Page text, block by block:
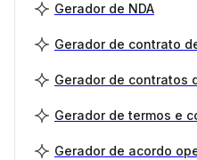
Gerador de NDA
Gerador de contrato
Gerador de contratos
Gerador de termos e
Gerador de acordo